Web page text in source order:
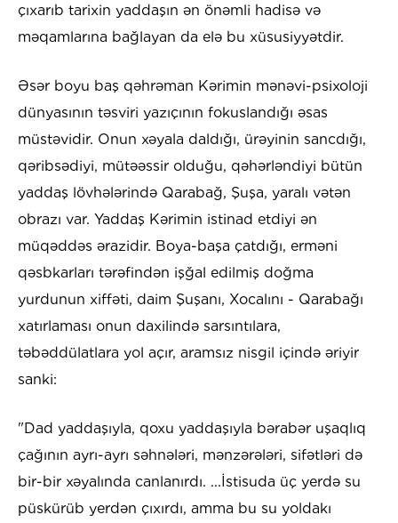
çıxarıb tarixin yaddaşın ən önəmli hadisə və
məqamlarına bağlayan da elə bu xüsusiyyətdir.
Əsər boyu baş qəhrəman Kərimin mənəvi-psixoloji
dünyasının təsviri yazıçının fokuslandığı əsas
müstəvidir. Onun xəyala daldığı, ürəyinin sancdığı,
qəribsədiyi, mütəəssir olduğu, qəhərləndiyi bütün
yaddaş lövhələrində Qarabağ, Şuşa, yaralı vətən
obrazı var. Yaddaş Kərimin istinad etdiyi ən
müqəddəs ərazidir. Boya-başa çatdığı, erməni
qəsbkarları tərəfindən işğal edilmiş doğma
yurdunun xiffəti, daim Şuşanı, Xocalını - Qarabağı
xatırlaması onun daxilində sarsıntılara,
təbəddülatlara yol açır, aramsız nisgil içində əriyir
sanki:
"Dad yaddaşıyla, qoxu yaddaşıyla bərabər uşaqlıq
çağının ayrı-ayrı səhnələri, mənzərələri, sifətləri də
bir-bir xəyalında canlanırdı. ...İstisuda üç yerdə su
püskürüb yerdən çıxırdı, amma bu su yoldakı